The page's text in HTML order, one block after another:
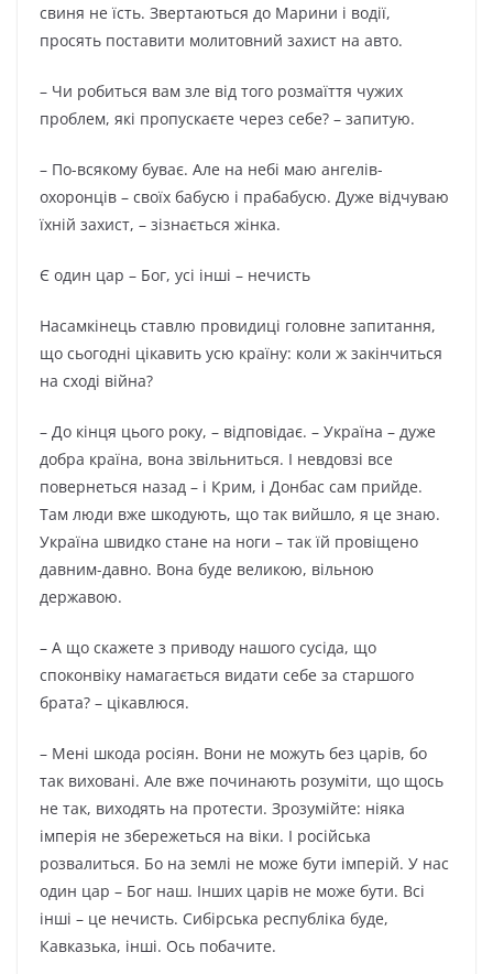
свиня не їсть. Звертаються до Марини і водії,
просять поставити молитовний захист на авто.
– Чи робиться вам зле від того розмаїття чужих
проблем, які пропускаєте через себе? – запитую.
– По-всякому буває. Але на небі маю ангелів-
охоронців – своїх бабусю і прабабусю. Дуже відчуваю
їхній захист, – зізнається жінка.
Є один цар – Бог, усі інші – нечисть
Насамкінець ставлю провидиці головне запитання,
що сьогодні цікавить усю країну: коли ж закінчиться
на сході війна?
– До кінця цього року, – відповідає. – Україна – дуже
добра країна, вона звільниться. І невдовзі все
повернеться назад – і Крим, і Донбас сам прийде.
Там люди вже шкодують, що так вийшло, я це знаю.
Україна швидко стане на ноги – так їй провіщено
давним-давно. Вона буде великою, вільною
державою.
– А що скажете з приводу нашого сусіда, що
споконвіку намагається видати себе за старшого
брата? – цікавлюся.
– Мені шкода росіян. Вони не можуть без царів, бо
так виховані. Але вже починають розуміти, що щось
не так, виходять на протести. Зрозумійте: ніяка
імперія не збережеться на віки. І російська
розвалиться. Бо на землі не може бути імперій. У нас
один цар – Бог наш. Інших царів не може бути. Всі
інші – це нечисть. Сибірська республіка буде,
Кавказька, інші. Ось побачите.